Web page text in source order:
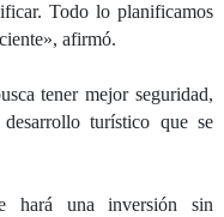
Todo lo planificamos
afirmó.
tener mejor seguridad,
turístico que se
hará una inversión sin